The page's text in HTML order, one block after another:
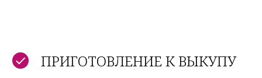
ПРИГОТОВЛЕНИЕ К ВЫКУПУ